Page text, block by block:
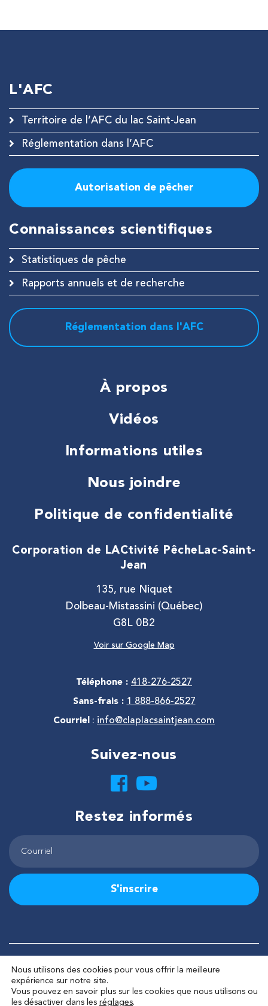
L'AFC
Territoire de l’AFC du lac Saint-Jean
Réglementation dans l’AFC
Autorisation de pêcher
Connaissances scientifiques
Statistiques de pêche
Rapports annuels et de recherche
Réglementation dans l'AFC
À propos
Vidéos
Informations utiles
Nous joindre
Politique de confidentialité
Corporation de LACtivité PêcheLac-Saint-
Jean
135, rue Niquet
Dolbeau-Mistassini (Québec)
G8L 0B2
Voir sur Google Map
Téléphone : 418-276-2527
Sans-frais : 1 888-866-2527
Courriel : info@claplacsaintjean.com
Suivez-nous
Restez informés
S'inscrire
Lac-Saint-Jean
Fait avec
parLa Web Shop
RECHERCHE
Nous utilisons des cookies pour vous offrir la meilleure
expérience sur notre site.
Vous pouvez en savoir plus sur les cookies que nous utilisons ou
les désactiver dans les réglages.